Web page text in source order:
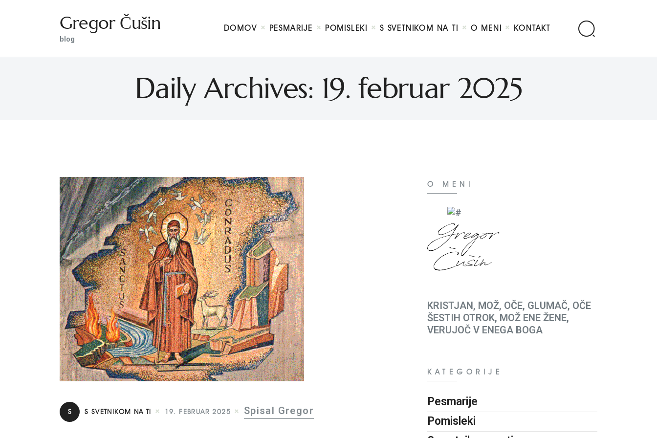
Gregor Čušin
blog
DOMOV PESMARIJE POMISLEKI S SVETNIKOM NA TI O MENI KONTAKT
Daily Archives: 19. februar 2025
Gregor Čušin
blog
O MENI
PREDSTAVE
KONTAKT
S S SVETNIKOM NA TI 19. FEBRUAR 2025 Spisal Gregor
O MENI
KRISTJAN, MOŽ, OČE, GLUMAČ, OČE
ŠESTIH OTROK, MOŽ ENE ŽENE,
VERUJOČ V ENEGA BOGA
KATEGORIJE
Pesmarije
Pomisleki